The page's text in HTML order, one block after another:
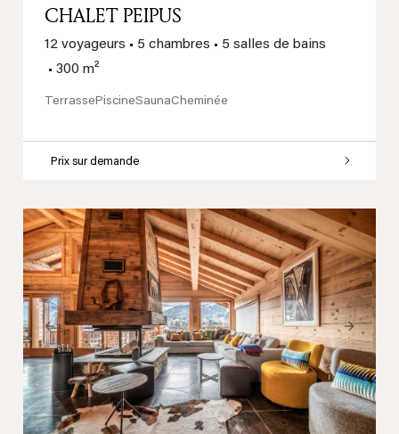
Previous Next
CHALET PEIPUS
12 voyageurs • 5 chambres • 5 salles de bains
• 300 m²
TerrassePiscineSaunaCheminée
Prix sur demande